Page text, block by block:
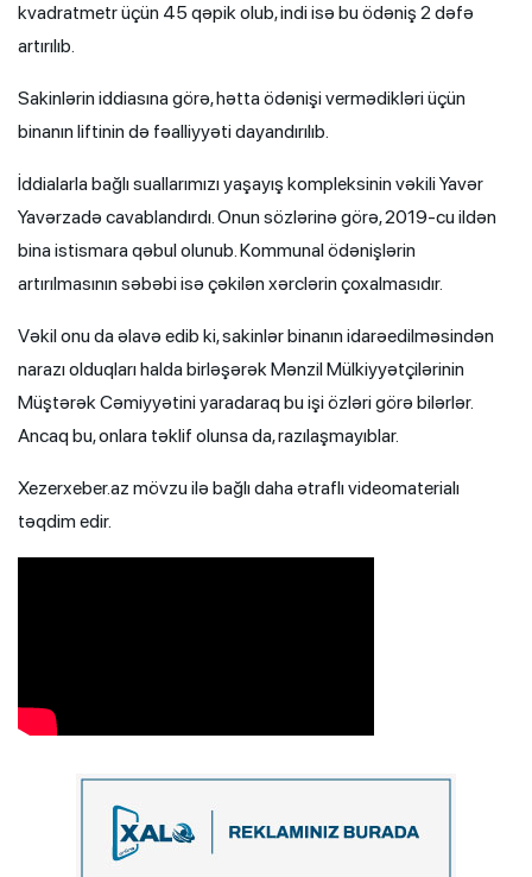
kvadratmetr üçün 45 qəpik olub, indi isə bu ödəniş 2 dəfə
artırılıb.
Sakinlərin iddiasına görə, hətta ödənişi vermədikləri üçün
binanın liftinin də fəalliyyəti dayandırılıb.
İddialarla bağlı suallarımızı yaşayış kompleksinin vəkili Yavər
Yavərzadə cavablandırdı. Onun sözlərinə görə, 2019-cu ildən
bina istismara qəbul olunub. Kommunal ödənişlərin
artırılmasının səbəbi isə çəkilən xərclərin çoxalmasıdır.
Vəkil onu da əlavə edib ki, sakinlər binanın idarəedilməsindən
narazı olduqları halda birləşərək Mənzil Mülkiyyətçilərinin
Müştərək Cəmiyyətini yaradaraq bu işi özləri görə bilərlər.
Ancaq bu, onlara təklif olunsa da, razılaşmayıblar.
Xezerxeber.az mövzu ilə bağlı daha ətraflı videomaterialı
təqdim edir.